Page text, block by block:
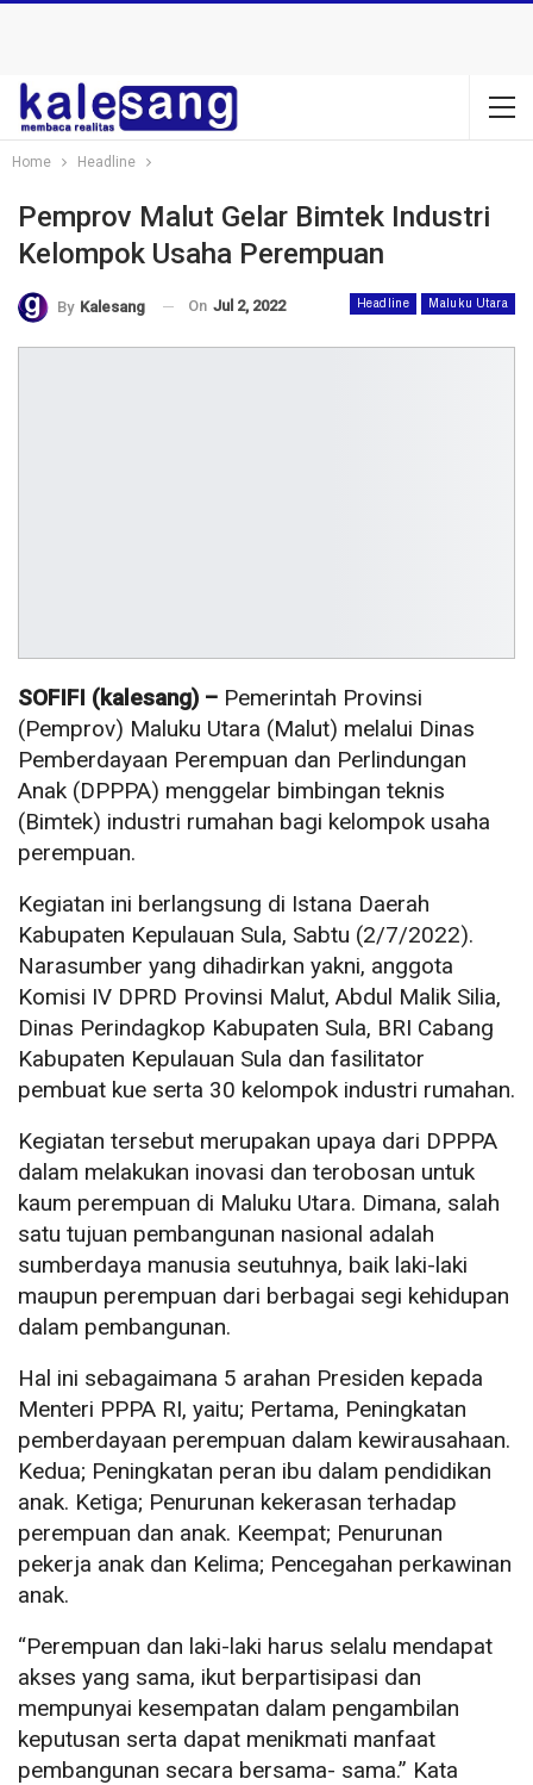
Home Headline
Pemprov Malut Gelar Bimtek Industri
Kelompok Usaha Perempuan
Headline Maluku Utara
By Kalesang On Jul 2, 2022
SOFIFI (kalesang) – Pemerintah Provinsi
(Pemprov) Maluku Utara (Malut) melalui Dinas
Pemberdayaan Perempuan dan Perlindungan
Anak (DPPPA) menggelar bimbingan teknis
(Bimtek) industri rumahan bagi kelompok usaha
perempuan.
Kegiatan ini berlangsung di Istana Daerah
Kabupaten Kepulauan Sula, Sabtu (2/7/2022).
Narasumber yang dihadirkan yakni, anggota
Komisi IV DPRD Provinsi Malut, Abdul Malik Silia,
Dinas Perindagkop Kabupaten Sula, BRI Cabang
Kabupaten Kepulauan Sula dan fasilitator
pembuat kue serta 30 kelompok industri rumahan.
Kegiatan tersebut merupakan upaya dari DPPPA
dalam melakukan inovasi dan terobosan untuk
kaum perempuan di Maluku Utara. Dimana, salah
satu tujuan pembangunan nasional adalah
sumberdaya manusia seutuhnya, baik laki-laki
maupun perempuan dari berbagai segi kehidupan
dalam pembangunan.
Hal ini sebagaimana 5 arahan Presiden kepada
Menteri PPPA RI, yaitu; Pertama, Peningkatan
pemberdayaan perempuan dalam kewirausahaan.
Kedua; Peningkatan peran ibu dalam pendidikan
anak. Ketiga; Penurunan kekerasan terhadap
perempuan dan anak. Keempat; Penurunan
pekerja anak dan Kelima; Pencegahan perkawinan
anak.
“Perempuan dan laki-laki harus selalu mendapat
akses yang sama, ikut berpartisipasi dan
mempunyai kesempatan dalam pengambilan
keputusan serta dapat menikmati manfaat
pembangunan secara bersama- sama.” Kata